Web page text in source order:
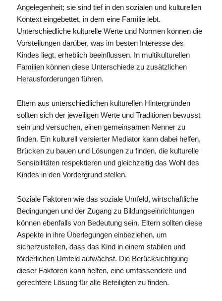
Angelegenheit; sie sind tief in den sozialen und kulturellen
Kontext eingebettet, in dem eine Familie lebt.
Unterschiedliche kulturelle Werte und Normen können die
Vorstellungen darüber, was im besten Interesse des
Kindes liegt, erheblich beeinflussen. In multikulturellen
Familien können diese Unterschiede zu zusätzlichen
Herausforderungen führen.
Eltern aus unterschiedlichen kulturellen Hintergründen
sollten sich der jeweiligen Werte und Traditionen bewusst
sein und versuchen, einen gemeinsamen Nenner zu
finden. Ein kulturell versierter Mediator kann dabei helfen,
Brücken zu bauen und Lösungen zu finden, die kulturelle
Sensibilitäten respektieren und gleichzeitig das Wohl des
Kindes in den Vordergrund stellen.
Soziale Faktoren wie das soziale Umfeld, wirtschaftliche
Bedingungen und der Zugang zu Bildungseinrichtungen
können ebenfalls von Bedeutung sein. Eltern sollten diese
Aspekte in ihre Überlegungen einbeziehen, um
sicherzustellen, dass das Kind in einem stabilen und
förderlichen Umfeld aufwächst. Die Berücksichtigung
dieser Faktoren kann helfen, eine umfassendere und
gerechtere Lösung für alle Beteiligten zu finden.